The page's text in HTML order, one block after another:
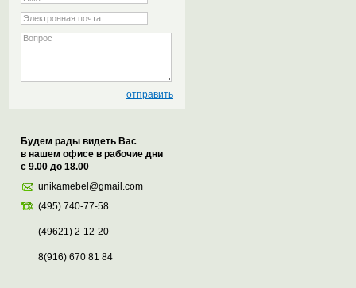
Будем рады видеть Вас
в нашем офисе в рабочие дни
с 9.00 до 18.00
unikamebel@gmail.com
(495) 740-77-58
(49621) 2-12-20
8(916) 670 81 84